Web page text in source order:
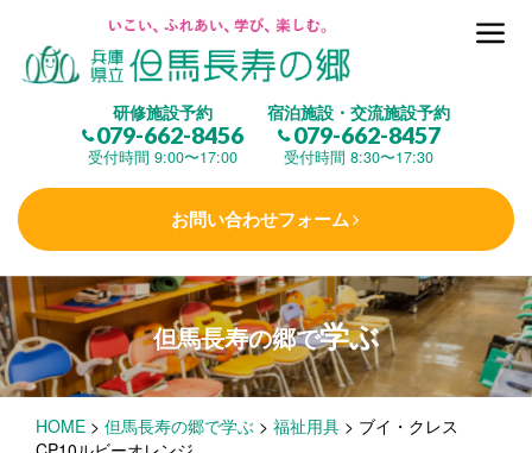
研修施設予約
079-662-8456
受付時間 9:00〜17:00
宿泊施設・交流施設予約
079-662-8457
受付時間 8:30〜17:30
お問い合わせフォーム
但馬長寿の郷とは
(研修施設)
楽しむ
学 ぶ(健康福祉)
泊まる(宿泊)
但馬長寿の郷で学ぶ
HOME > 但馬長寿の郷で学ぶ > 福祉用具 > ブイ・クレス